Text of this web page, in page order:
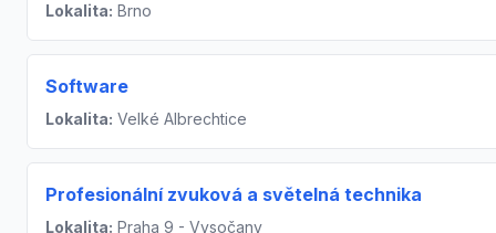
Lokalita: Brno
Software
Lokalita: Velké Albrechtice
Profesionální zvuková a světelná technika
Lokalita: Praha 9 - Vysočany